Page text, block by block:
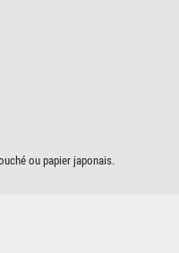
ou papier japonais.